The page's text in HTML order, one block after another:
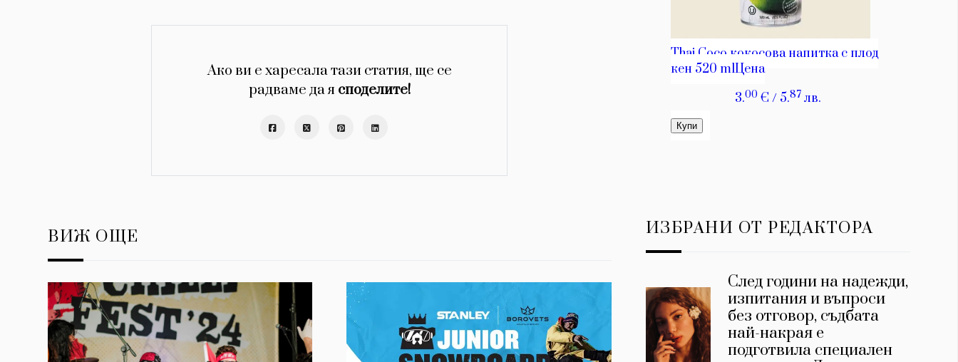
Ако ви е харесала тази статия, ще се
радваме да я споделите!
ВИЖ ОЩЕ ИЗБРАНИ ОТ РЕДАКТОРА
След години на надежди,
изпитания и въпроси
без отговор, съдбата
най-накрая е
подготвила специален